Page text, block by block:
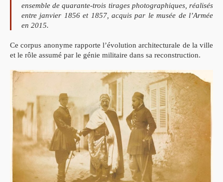
ensemble de quarante-trois tirages photographiques, réalisés
entre janvier 1856 et 1857, acquis par le musée de l’Armée
en 2015.
Ce corpus anonyme rapporte l’évolution architecturale de la ville
et le rôle assumé par le génie militaire dans sa reconstruction.